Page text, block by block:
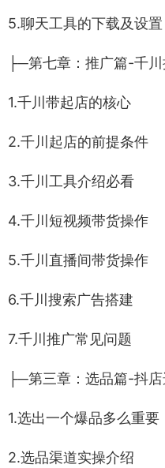
5.聊天工具的下载及设置
├─第七章：推广篇-千
1.千川带起店的核心
2.千川起店的前提条件
3.千川工具介绍必看
4.千川短视频带货操作
5.千川直播间带货操作
6.千川搜索广告搭建
7.千川推广常见问题
├─第三章：选品篇-抖
1.选出一个爆品多么重要
2.选品渠道实操介绍